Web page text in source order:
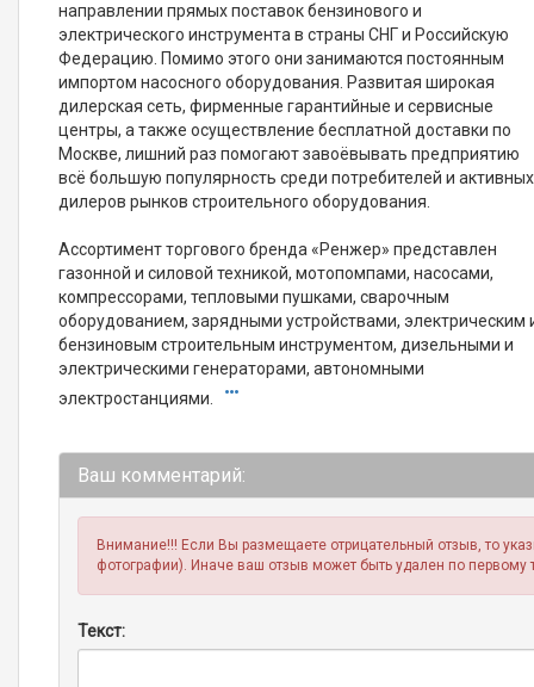
направлении прямых поставок бензинового и
электрического инструмента в страны СНГ и Российскую
Федерацию. Помимо этого они занимаются постоянным
импортом насосного оборудования. Развитая широкая
дилерская сеть, фирменные гарантийные и сервисные
центры, а также осуществление бесплатной доставки по
Москве, лишний раз помогают завоёвывать предприятию
всё большую популярность среди потребителей и активных
дилеров рынков строительного оборудования.
Ассортимент торгового бренда «Ренжер» представлен
газонной и силовой техникой, мотопомпами, насосами,
компрессорами, тепловыми пушками, сварочным
оборудованием, зарядными устройствами, электрическим
бензиновым строительным инструментом, дизельными и
электрическими генераторами, автономными
электростанциями.
Ваш комментарий:
Внимание!!! Если Вы размещаете отрицательный отзыв, то
фотографии). Иначе ваш отзыв может быть удален по первому
Текст: